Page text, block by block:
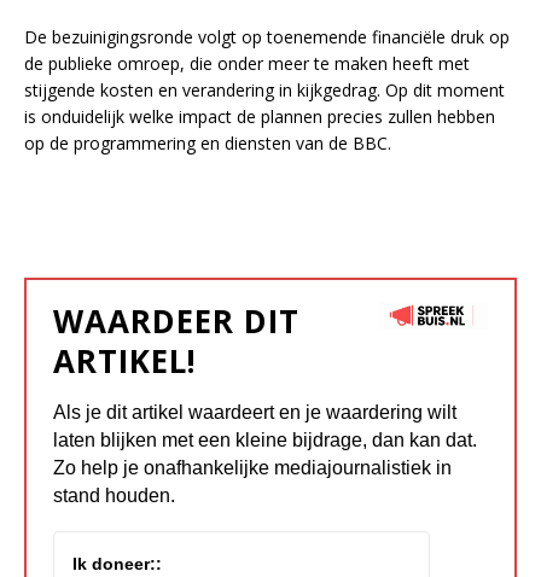
De bezuinigingsronde volgt op toenemende financiële druk op
de publieke omroep, die onder meer te maken heeft met
stijgende kosten en verandering in kijkgedrag. Op dit moment
is onduidelijk welke impact de plannen precies zullen hebben
op de programmering en diensten van de BBC.
WAARDEER DIT
ARTIKEL!
Als je dit artikel waardeert en je waardering wilt
laten blijken met een kleine bijdrage, dan kan dat.
Zo help je onafhankelijke mediajournalistiek in
stand houden.
Ik doneer::